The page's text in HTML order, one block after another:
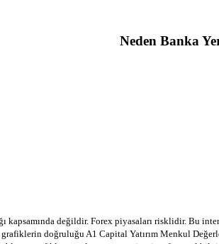
Neden Banka
kapsamında değildir. Forex piyasaları risklidir. Bu
doğruluğu A1 Capital Yatırım Menkul